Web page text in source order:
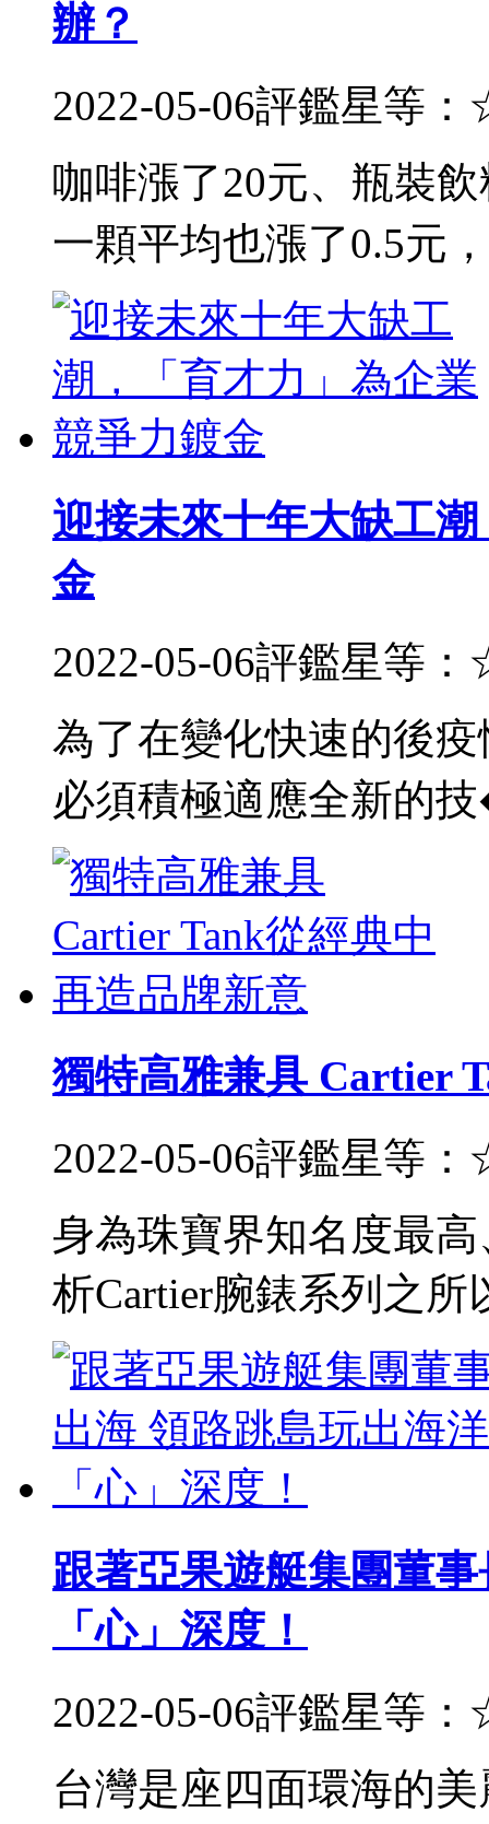
辦？
2022-05-06評鑑星等：
咖啡漲了20元、瓶裝
一顆平均也漲了0.5
迎接未來十年大缺工
金
2022-05-06評鑑星等：
為了在變化快速的後
必須積極適應全新的
獨特高雅兼具 Cartier
2022-05-06評鑑星等：
身為珠寶界知名度最
析Cartier腕錶系列之
跟著亞果遊艇集團董
「心」深度！
2022-05-06評鑑星等：
台灣是座四面環海的